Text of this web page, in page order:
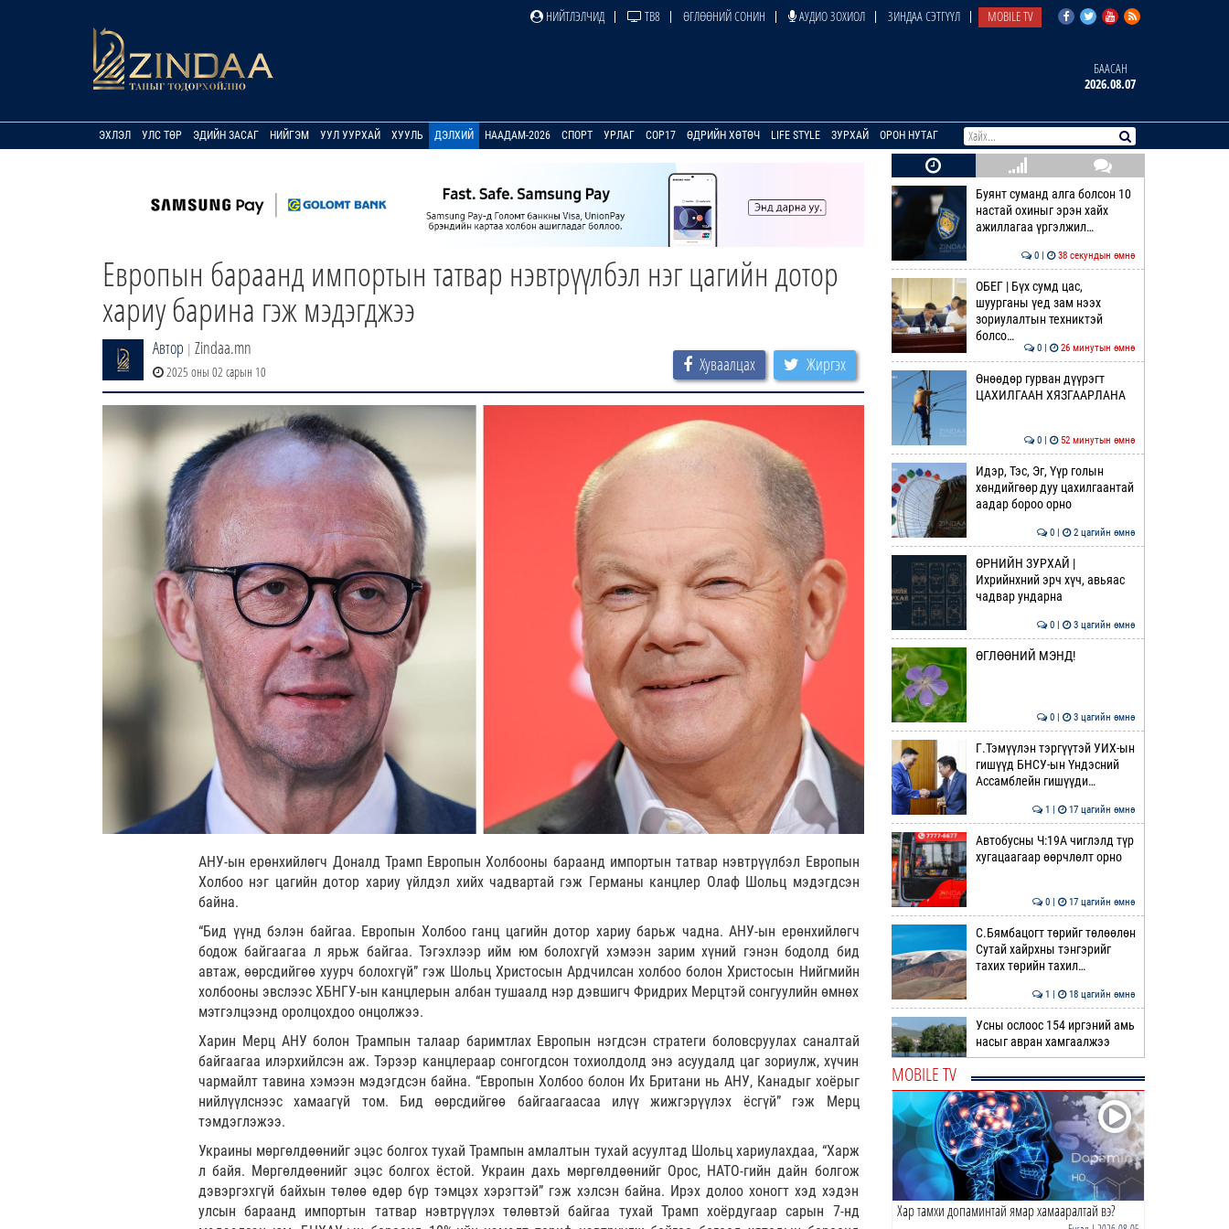
НИЙТЛЭЛЧИД ТВ8 ӨГЛӨӨНИЙ СОНИН АУДИО ЗОХИОЛ ЗИНДАА СЭТГҮҮЛ MOBILE TV
БААСАН
2026.08.07
ЭХЛЭЛ УЛС ТӨР ЭДИЙН ЗАСАГ НИЙГЭМ УУЛ УУРХАЙ ХУУЛЬ ДЭЛХИЙ НААДАМ-2026 СПОРТ УРЛАГ COP17 ӨДРИЙН ХӨТӨЧ LIFE STYLE ЗУРХАЙ ОРОН НУТАГ
Европын бараанд импортын татвар нэвтрүүлбэл нэг цагийн дотор
хариу барина гэж мэдэгджээ
Автор | Zindaa.mn
2025 оны 02 сарын 10 Хуваалцах Жиргэх
АНУ-ын ерөнхийлөгч Доналд Трамп Европын Холбооны бараанд импортын татвар нэвтрүүлбэл Европын
Холбоо нэг цагийн дотор хариу үйлдэл хийх чадвартай гэж Германы канцлер Олаф Шольц мэдэгдсэн
байна.
“Бид үүнд бэлэн байгаа. Европын Холбоо ганц цагийн дотор хариу барьж чадна. АНУ-ын ерөнхийлөгч
бодож байгаагаа л ярьж байгаа. Тэгэхлээр ийм юм болохгүй хэмээн зарим хүний гэнэн бодолд бид
автаж, өөрсдийгөө хуурч болохгүй” гэж Шольц Христосын Ардчилсан холбоо болон Христосын Нийгмийн
холбооны эвслээс ХБНГУ-ын канцлерын албан тушаалд нэр дэвшигч Фридрих Мерцтэй сонгуулийн өмнөх
мэтгэлцээнд оролцохдоо онцолжээ.
Харин Мерц АНУ болон Трампын талаар баримтлах Европын нэгдсэн стратеги боловсруулах саналтай
байгаагаа илэрхийлсэн аж. Тэрээр канцлераар сонгогдсон тохиолдолд энэ асуудалд цаг зориулж, хүчин
чармайлт тавина хэмээн мэдэгдсэн байна. “Европын Холбоо болон Их Британи нь АНУ, Канадыг хоёрыг
нийлүүлснээс хамаагүй том. Бид өөрсдийгөө байгаагаасаа илүү жижгэрүүлэх ёсгүй” гэж Мерц
тэмдэглэжээ.
Украины мөргөлдөөнийг эцэс болгох тухай Трампын амлалтын тухай асуултад Шольц хариулахдаа, “Харж
л байя. Мөргөлдөөнийг эцэс болгох ёстой. Украин дахь мөргөлдөөнийг Орос, НАТО-гийн дайн болгож
дэвэргэхгүй байхын төлөө өдөр бүр тэмцэх хэрэгтэй” гэж хэлсэн байна. Ирэх долоо хоногт хэд хэдэн
улсын бараанд импортын татвар нэвтрүүлэх төлөвтэй байгаа тухай Трамп хоёрдугаар сарын 7-нд
Буянт суманд алга болсон 10
настай охиныг эрэн хайх
ажиллагаа үргэлжил…
0 | 38 секундын өмнө
ОБЕГ | Бүх сумд цас,
шуурганы үед зам нээх
зориулалтын техниктэй
болсо…
0 | 26 минутын өмнө
Өнөөдөр гурван дүүрэгт
ЦАХИЛГААН ХЯЗГААРЛАНА
0 | 52 минутын өмнө
Идэр, Тэс, Эг, Үүр голын
хөндийгөөр дуу цахилгаантай
аадар бороо орно
0 | 2 цагийн өмнө
ӨРНИЙН ЗУРХАЙ |
Ихрийнхний эрч хүч, авьяас
чадвар ундарна
0 | 3 цагийн өмнө
ӨГЛӨӨНИЙ МЭНД!
0 | 3 цагийн өмнө
Г.Тэмүүлэн тэргүүтэй УИХ-ын
гишүүд БНСУ-ын Үндэсний
Ассамблейн гишүүди…
1 | 17 цагийн өмнө
Автобусны Ч:19А чиглэлд түр
хугацаагаар өөрчлөлт орно
0 | 17 цагийн өмнө
С.Бямбацогт төрийг төлөөлөн
Сутай хайрхны тэнгэрийг
тахих төрийн тахил…
1 | 18 цагийн өмнө
Усны ослоос 154 иргэний амь
насыг авран хамгаалжээ
А.Оргилмаа Жюү Жицүгийн
дэлхийн аваргаас дөрвөн
медаль хүртлээ
0 | 18 цагийн өмнө
“Хотын дарга сонсож байна”
MOBILE TV
Хар тамхи допаминтай ямар хамааралтай вэ?